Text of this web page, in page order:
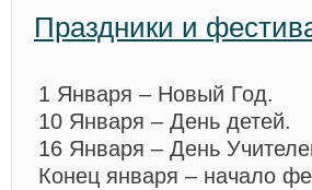
Праздники и
1 Января – Новый Год.
10 Января – День детей.
16 Января – День
Конец января – начало